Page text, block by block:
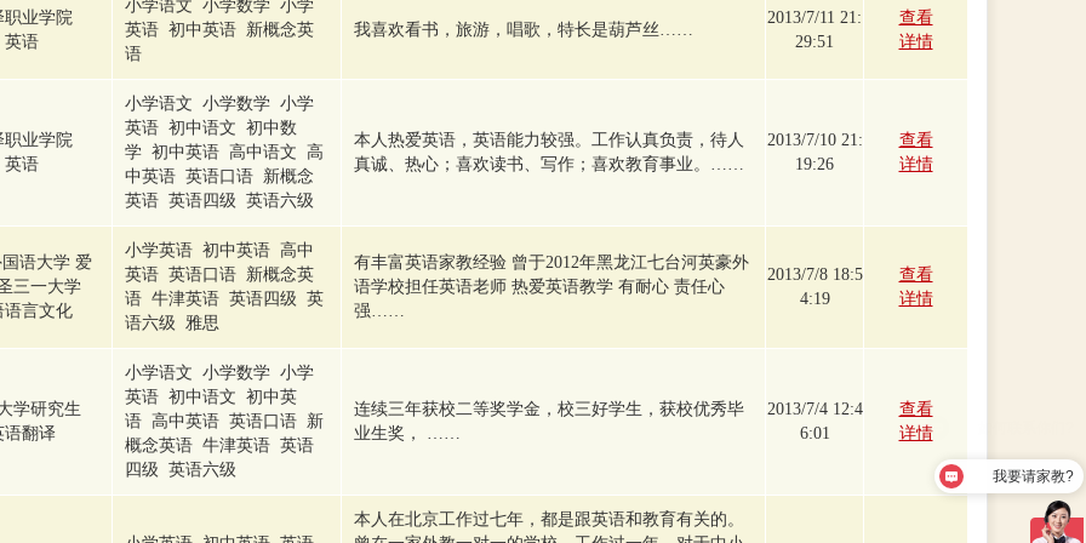
职业学院
英语
小学语文 小学数学 小学
英语 初中英语 新概念英
语
我喜欢看书，旅游，唱歌，特长是葫芦丝……
2013/7/11 21:
29:51
查看
详情
职业学院
英语
小学语文 小学数学 小学
英语 初中语文 初中数
学 初中英语 高中语文 高
中英语 英语口语 新概念
英语 英语四级 英语六级
本人热爱英语，英语能力较强。工作认真负责，待人
真诚、热心；喜欢读书、写作；喜欢教育事业。……
2013/7/10 21:
19:26
查看
详情
语大学 爱
三一大学
语言文化
小学英语 初中英语 高中
英语 英语口语 新概念英
语 牛津英语 英语四级 英
语六级 雅思
有丰富英语家教经验 曾于2012年黑龙江七台河英豪外
语学校担任英语老师 热爱英语教学 有耐心 责任心
强……
2013/7/8 18:5
4:19
查看
详情
学研究生
语翻译
小学语文 小学数学 小学
英语 初中语文 初中英
语 高中英语 英语口语 新
概念英语 牛津英语 英语
四级 英语六级
连续三年获校二等奖学金，校三好学生，获校优秀毕
业生奖， ……
2013/7/4 12:4
6:01
查看
详情
本人在北京工作过七年，都是跟英语和教育有关的。
我要请家教?